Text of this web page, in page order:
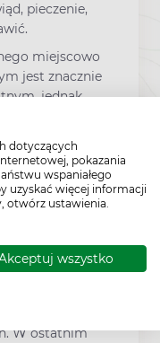
dotyczących
pokazania
wspaniałego
uzyskać więcej informacji
otwórz ustawienia.
wszystko
pieczenie,
miejscowo
jest znacznie
jednak
się lekarza
produktu
może być
W ostatnim